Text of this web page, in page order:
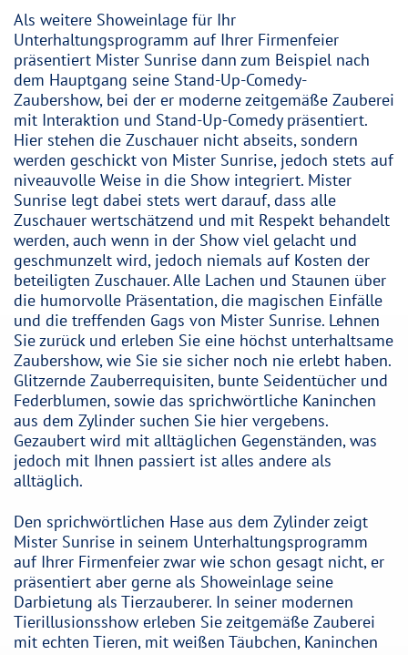
Als weitere Showeinlage für Ihr
Unterhaltungsprogramm auf Ihrer Firmenfeier
präsentiert Mister Sunrise dann zum Beispiel nach
dem Hauptgang seine Stand-Up-Comedy-
Zaubershow, bei der er moderne zeitgemäße Zauberei
mit Interaktion und Stand-Up-Comedy präsentiert.
Hier stehen die Zuschauer nicht abseits, sondern
werden geschickt von Mister Sunrise, jedoch stets auf
niveauvolle Weise in die Show integriert. Mister
Sunrise legt dabei stets wert darauf, dass alle
Zuschauer wertschätzend und mit Respekt behandelt
werden, auch wenn in der Show viel gelacht und
geschmunzelt wird, jedoch niemals auf Kosten der
beteiligten Zuschauer. Alle Lachen und Staunen über
die humorvolle Präsentation, die magischen Einfälle
und die treffenden Gags von Mister Sunrise. Lehnen
Sie zurück und erleben Sie eine höchst unterhaltsame
Zaubershow, wie Sie sie sicher noch nie erlebt haben.
Glitzernde Zauberrequisiten, bunte Seidentücher und
Federblumen, sowie das sprichwörtliche Kaninchen
aus dem Zylinder suchen Sie hier vergebens.
Gezaubert wird mit alltäglichen Gegenständen, was
jedoch mit Ihnen passiert ist alles andere als
alltäglich.
Den sprichwörtlichen Hase aus dem Zylinder zeigt
Mister Sunrise in seinem Unterhaltungsprogramm
auf Ihrer Firmenfeier zwar wie schon gesagt nicht, er
präsentiert aber gerne als Showeinlage seine
Darbietung als Tierzauberer. In seiner modernen
Tierillusionsshow erleben Sie zeitgemäße Zauberei
mit echten Tieren, mit weißen Täubchen, Kaninchen